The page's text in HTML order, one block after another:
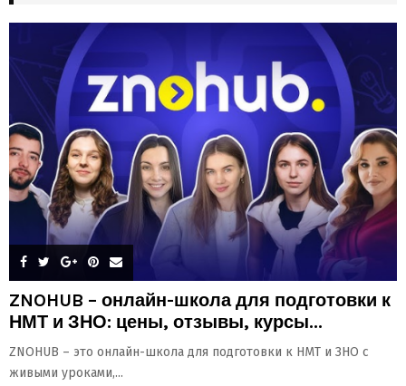
ZNOHUB – онлайн-школа для подготовки к
НМТ и ЗНО: цены, отзывы, курсы...
ZNOHUB – это онлайн-школа для подготовки к НМТ и ЗНО с
живыми уроками,...